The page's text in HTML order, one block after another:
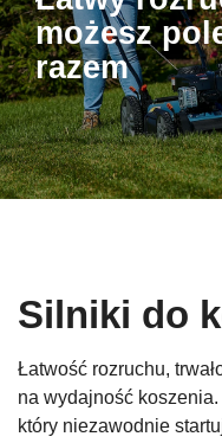
możesz
razem
Silniki do
Łatwość rozruchu,
na wydajność
który niezawodnie